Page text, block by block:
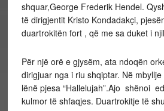
shquar,George Frederik Hendel.
të dirigjentit Kristo Kondadakçi,
duartrokitën fort , që me sa duket i
Për një orë e gjysëm, ata ndoqën
dirigjuar nga i riu shqiptar. Në
lënë pjesa “Hallelujah”.Ajo shënoi
kulmor të shfaqjes. Duartrokitje të